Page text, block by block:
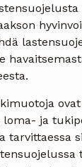
ja
tarvittaessa